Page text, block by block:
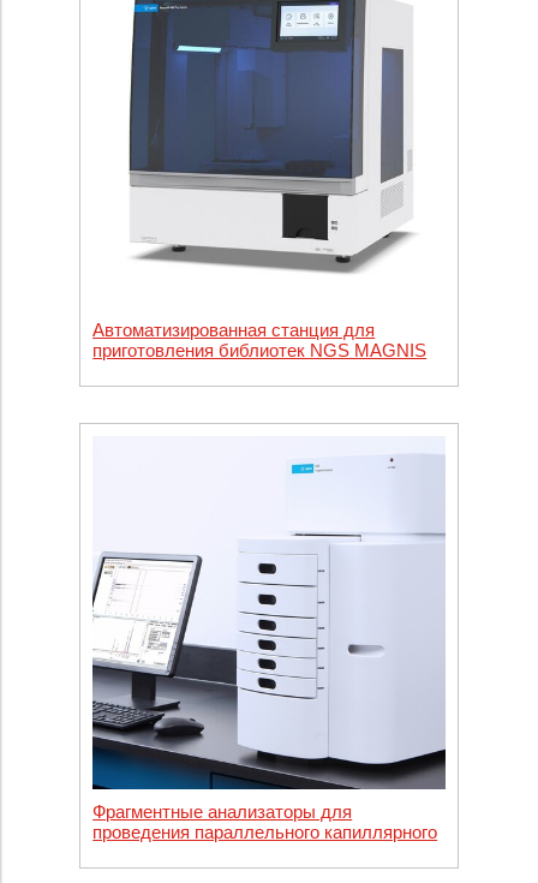
Автоматизированная станция для
приготовления библиотек NGS MAGNIS
Фрагментные анализаторы для
проведения параллельного капиллярного